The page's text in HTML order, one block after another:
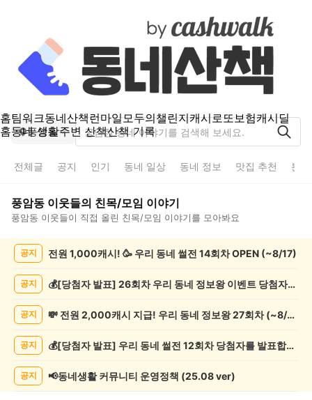
홈팀워크동네산책런마일모두의챌린지캐시로또보험캐시딜
홈동네 생활주변 산책산책 기록
풍암동
전체글 공지 인기 동네 일상 동네 정보 맛집 추천 분
풍암동 이웃들의 친목/모임 이야기
풍암동 이웃들이 직접 올린 친목/모임 이야기를 모아봐요
록
공지 전원 1,000캐시! 🥳 우리 동네 썰전 14회차 OPEN (~8/17)
공지 💰[당첨자 발표] 26회차 우리 동네 정보왕 이벤트 당첨자를 발표합니다!
공지 💸 전원 2,000캐시 지급! 우리 동네 정보왕 27회차 (~8/10)
공지 💰[당첨자 발표] 우리 동네 썰전 12회차 당첨자를 발표합니다!
공지 📢동네생활 커뮤니티 운영정책 (25.08 ver)